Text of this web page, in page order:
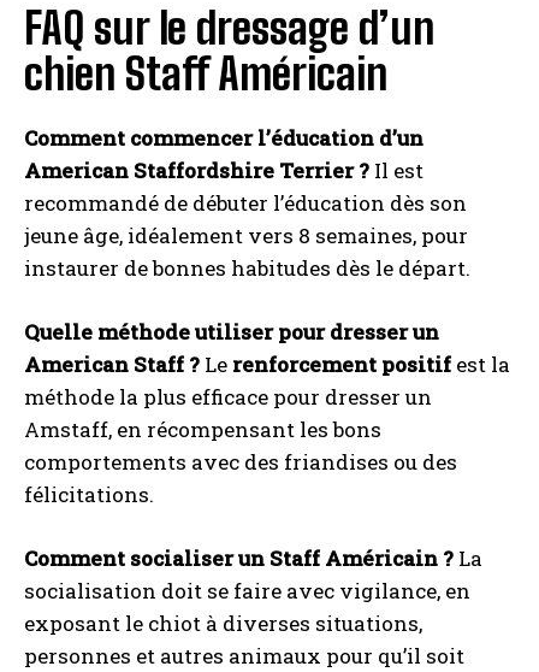
FAQ sur le dressage d’un
chien Staff Américain
Comment commencer l’éducation d’un
American Staffordshire Terrier ? Il est
recommandé de débuter l’éducation dès son
jeune âge, idéalement vers 8 semaines, pour
instaurer de bonnes habitudes dès le départ.
Quelle méthode utiliser pour dresser un
American Staff ? Le renforcement positif est la
méthode la plus efficace pour dresser un
Amstaff, en récompensant les bons
comportements avec des friandises ou des
félicitations.
Comment socialiser un Staff Américain ? La
socialisation doit se faire avec vigilance, en
exposant le chiot à diverses situations,
personnes et autres animaux pour qu’il soit